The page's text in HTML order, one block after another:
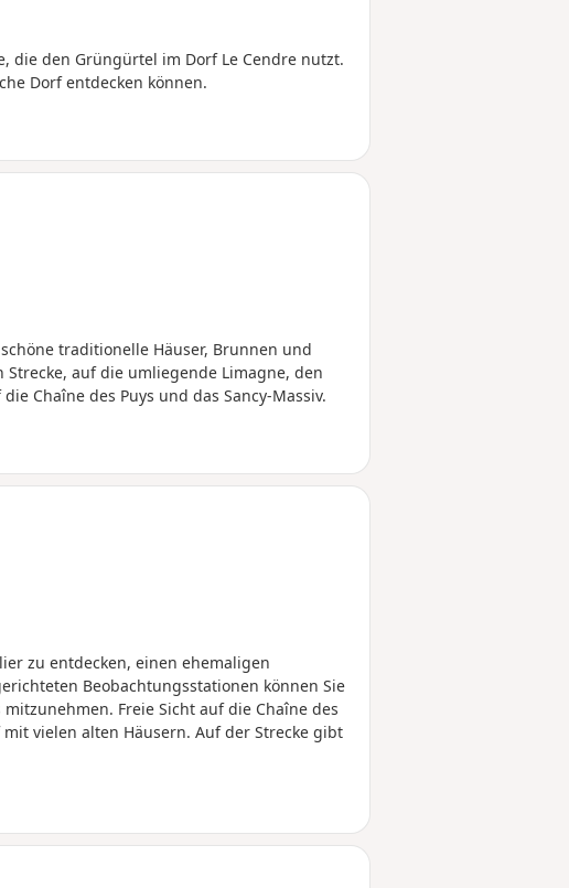
die den Grüngürtel im Dorf Le Cendre nutzt.
Dorf entdecken können.
traditionelle Häuser, Brunnen und
auf die umliegende Limagne, den
Chaîne des Puys und das Sancy-Massiv.
zu entdecken, einen ehemaligen
Beobachtungsstationen können Sie
Freie Sicht auf die Chaîne des
vielen alten Häusern. Auf der Strecke gibt